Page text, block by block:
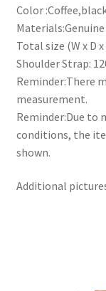
Color
Total size (W x D x
Shoulder Strap:
Reminder:There
measurement.
Reminder:Due
conditions, the
shown.
Additional